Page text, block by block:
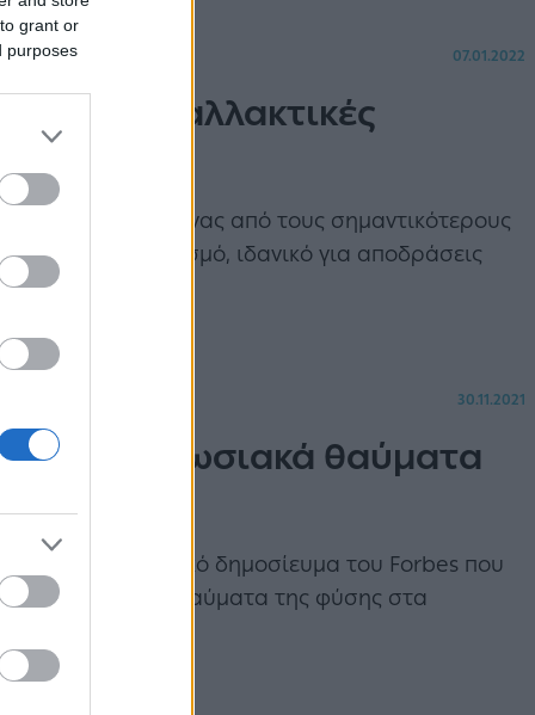
grant or
purposes
07.01.2022
για εναλλακτικές
των Σερρών και ένας από τους σημαντικότερους
προορισμό, ιδανικό για αποδράσεις
30.11.2021
πιο εντυπωσιακά θαύματα
ταξιδιωτικό δημοσίευμα του Forbes που
5 εντυπωσιακά θαύματα της φύσης στα